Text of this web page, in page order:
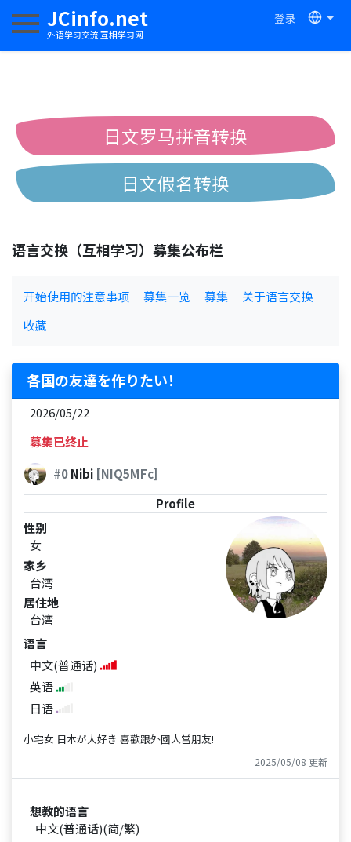
JCinfo.net
外语学习交流 互相学习网
登录
切换导航
日文罗马拼音转换
日文假名转换
语言交换（互相学习）募集公布栏
开始使用的注意事项 募集一览 募集
关于语言交换
收藏
各国の友達を作りたい！
2026/05/22
募集已终止
#0Nibi [NIQ5MFc]
Profile
性别
女
家乡
台湾
居住地
台湾
语言
中文(普通话)
英语
日语
小宅女 日本が大好き 喜歡跟外國人當朋友!
2025/05/08 更新
想教的语言
中文(普通话)(简/繁)